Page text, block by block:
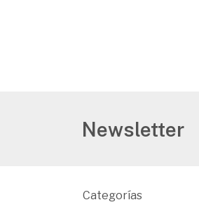
Newsletter
Categorías